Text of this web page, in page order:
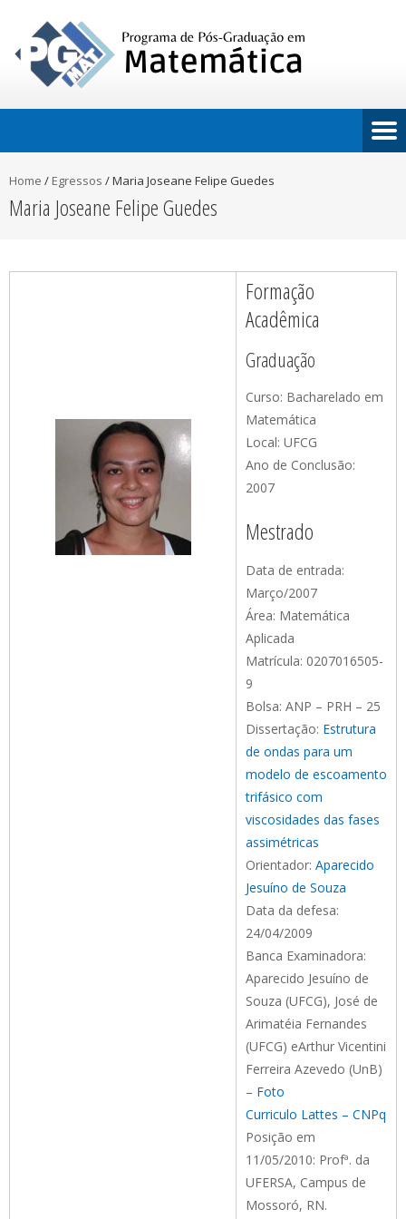
Home / Egressos /Maria Joseane Felipe Guedes
Maria Joseane Felipe Guedes
Formação
Acadêmica
Graduação
Curso: Bacharelado em
Matemática
Local: UFCG
Ano de Conclusão:
2007
Mestrado
Data de entrada:
Março/2007
Área: Matemática
Aplicada
Matrícula: 0207016505-
9
Bolsa: ANP – PRH – 25
Dissertação: Estrutura
de ondas para um
modelo de escoamento
trifásico com
viscosidades das fases
assimétricas
Orientador: Aparecido
Jesuíno de Souza
Data da defesa:
24/04/2009
Banca Examinadora:
Aparecido Jesuíno de
Souza (UFCG), José de
Arimatéia Fernandes
(UFCG) eArthur Vicentini
Ferreira Azevedo (UnB)
– Foto
Curriculo Lattes – CNPq
Posição em
11/05/2010: Profª. da
UFERSA, Campus de
Mossoró, RN.